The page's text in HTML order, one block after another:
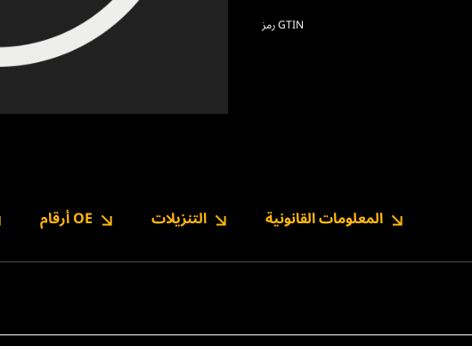
رمز GTIN
أرقام OE التنزيلات المعلومات القانونية